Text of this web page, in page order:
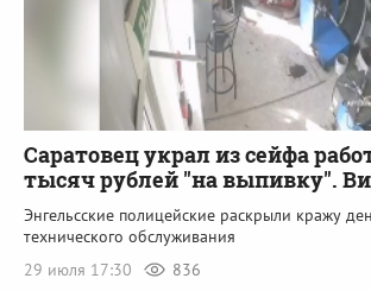
Саратовец украл из сейфа
тысяч рублей "на выпивку".
Энгельсские полицейские раскрыли кражу
технического обслуживания
29 июля 17:30
836